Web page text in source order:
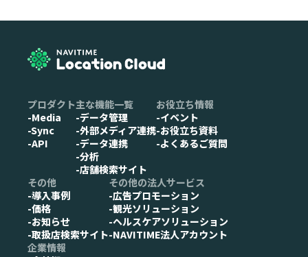
プロダクト
-Media
-Sync
-API
主な機能一覧
-データ管理
-外部メディア連携
-データ連携
-分析
-店舗検索サイト
お役立ち情報
-イベント
-お役立ち資料
-よくあるご質問
その他
-導入事例
-価格
-お知らせ
-取扱店検索サイト
その他の法人サービス
-広告プロモーション
-観光ソリューション
-ヘルスケアソリューション
-NAVITIME法人アカウント
企業情報